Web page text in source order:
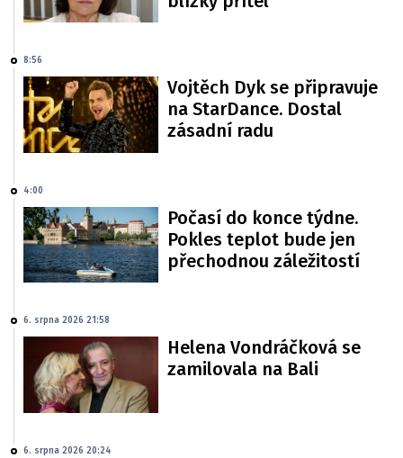
8:56
Vojtěch Dyk se připravuje
na StarDance. Dostal
zásadní radu
4:00
Počasí do konce týdne.
Pokles teplot bude jen
přechodnou záležitostí
6. srpna 2026 21:58
Helena Vondráčková se
zamilovala na Bali
6. srpna 2026 20:24